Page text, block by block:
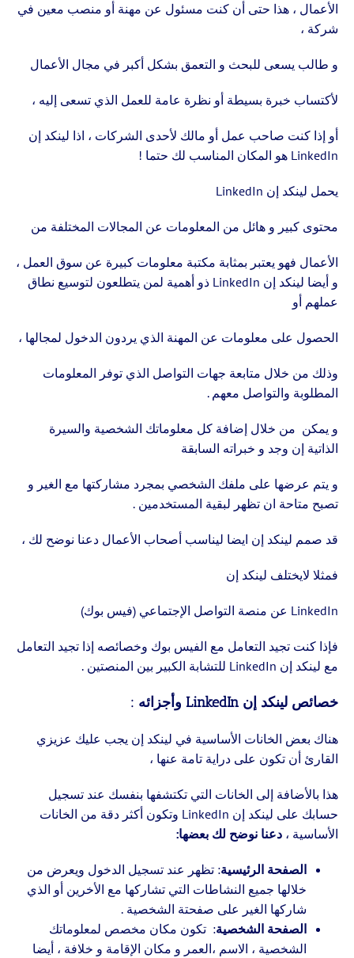
الأعمال ، هذا حتى أن كنت مسئول عن مهنة أو منصب معين في
شركة ،
و طالب يسعى للبحث و التعمق بشكل أكبر في مجال الأعمال
لأكتساب خبرة بسيطة أو نظرة عامة للعمل الذي تسعى إليه ،
أو إذا كنت صاحب عمل أو مالك لأحدى الشركات ، اذا لينكد إن
LinkedIn هو المكان المناسب لك حتما !
يحمل لينكد إن LinkedIn
محتوى كبير و هائل من المعلومات عن المجالات المختلفة من
الأعمال فهو يعتبر بمثابة مكتبة معلومات كبيرة عن سوق العمل ،
و أيضا لينكد إن LinkedIn ذو أهمية لمن يتطلعون لتوسيع نطاق
عملهم أو
الحصول على معلومات عن المهنة الذي يردون الدخول لمجالها ،
وذلك من خلال متابعة جهات التواصل الذي توفر المعلومات
المطلوبة والتواصل معهم .
و يمكن من خلال إضافة كل معلوماتك الشخصية والسيرة
الذاتية إن وجد و خبراته السابقة
و يتم عرضها على ملفك الشخصي بمجرد مشاركتها مع الغير و
تصبح متاحة ان تظهر لبقية المستخدمين .
قد صمم لينكد إن ايضا ليناسب أصحاب الأعمال دعنا نوضح لك ،
فمثلا لايختلف لينكد إن
LinkedIn عن منصة التواصل الإجتماعي (فيس بوك)
فإذا كنت تجيد التعامل مع الفيس بوك وخصائصه إذا تجيد التعامل
مع لينكد إن LinkedIn للتشابة الكبير بين المنصتين .
خصائص لينكد إن LinkedIn وأجزائه :
هناك بعض الخانات الأساسية في لينكد إن يجب عليك عزيزي
القارئ أن تكون على دراية تامة عنها ،
هذا بالأضافة إلى الخانات التي تكتشفها بنفسك عند تسجيل
حسابك على لينكد إن LinkedIn وتكون أكثر دقة من الخانات
الأساسية ، دعنا نوضح لك بعضها:
الصفحة الرئيسية: تظهر عند تسجيل الدخول ويعرض من
خلالها جميع النشاطات التي تشاركها مع الأخرين أو الذي
شاركها الغير على صفحتة الشخصية .
الصفحة الشخصية: تكون مكان مخصص لمعلوماتك
الشخصية ، الاسم ،العمر و مكان الإقامة و خلافة ، أيضا